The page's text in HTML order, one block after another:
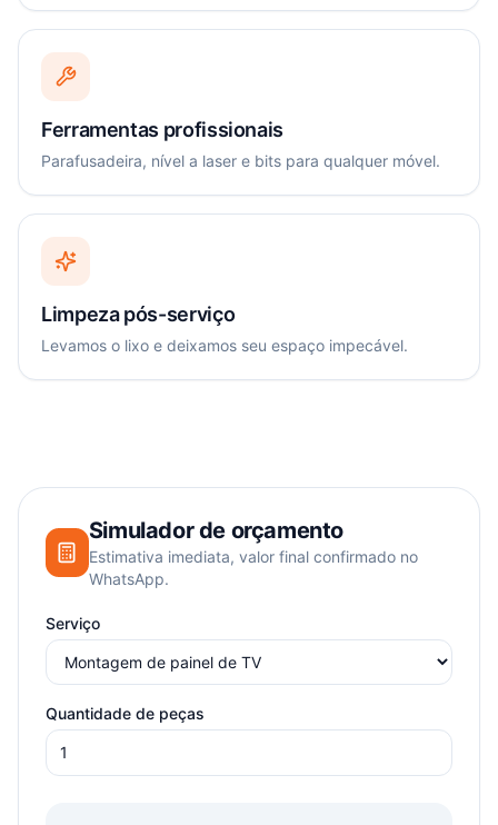
Ferramentas profissionais
Parafusadeira, nível a laser e bits para qualquer móvel.
Limpeza pós-serviço
Levamos o lixo e deixamos seu espaço impecável.
Simulador de orçamento
Estimativa imediata, valor final confirmado no
WhatsApp.
Serviço
Quantidade de peças